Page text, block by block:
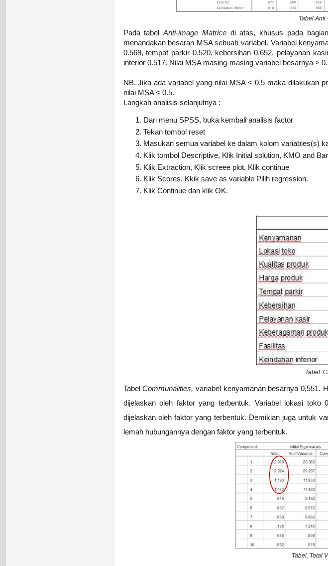
Tabel Anti
Pada tabelAnti-image Matrice di atas, khusus pada
menandakan besaran MSA sebuah variabel. Variabel
0.569, tempat parkir 0.520, kebersihan 0.652, pelayanan
interior 0.517. Nilai MSA masing-masing variabel besarnya >
NB. Jika ada variabel yang nilai MSA < 0.5 maka dilakukan
nilai MSA < 0.5.
Langkah analisis selanjutnya :
Dari menu SPSS, buka kembali analisis factor
Tekan tombol reset
Masukan semua variabel ke dalam kolom variables(s)
Klik tombol Descriptive, Klik Initial solution, KMO and
Klik Extraction, Klik screee plot, Klik continue
Klik Scores, Kkik save as variable Pilih regression.
Klik Continue dan klik OK.
Tabel.
TabelCommunalities, variabel kenyamanan besarnya 0,551.
dijelaskan oleh faktor yang terbentuk. Variabel lokasi
dijelaskan oleh faktor yang terbentuk. Demikian juga untuk
lemah hubungannya dengan faktor yang terbentuk.
Tabel. Total